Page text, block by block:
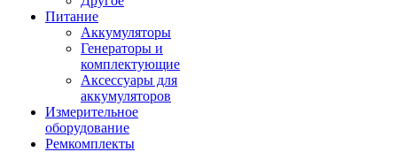
Питание
Аккумуляторы
Генераторы и
комплектующие
Аксессуары для
аккумуляторов
Измерительное
оборудование
Ремкомплекты